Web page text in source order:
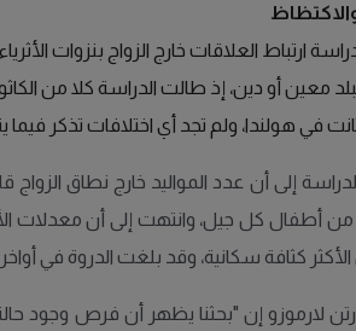
ارتباط العلاقات خارج الزواج بنزوات
معين أو دين، إذ طالت الدراسة كلا من
في هولندا، ولم تجد أي اختلافات تذكر فيما
إلى أن عدد المواليد خارج نطاق الزواج
كثافة سكانية، وقد بلغت الدروة في
لارموزو إن "بحثنا يظهر أن فرص وجود